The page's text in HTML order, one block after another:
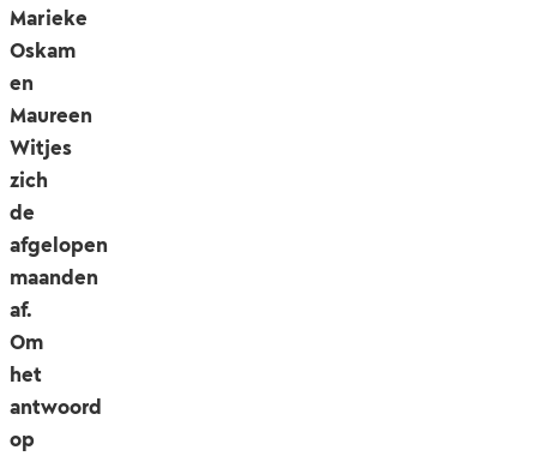
Marieke
Oskam
en
Maureen
Witjes
zich
de
afgelopen
maanden
af.
Om
het
antwoord
op